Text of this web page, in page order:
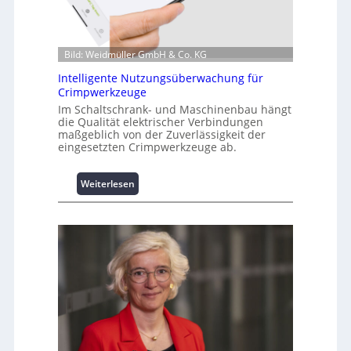
t
i
o
n
u
m
L
a
s
s
p
i
z
e
n
m
a
n
a
g
Bild: Weidmüller GmbH & Co. KG
Intelligente Nutzungsüberwachung für
Crimpwerkzeuge
Im Schaltschrank- und Maschinenbau hängt
die Qualität elektrischer Verbindungen
maßgeblich von der Zuverlässigkeit der
eingesetzten Crimpwerkzeuge ab.
Weiterlesen:
I
t
e
l
l
i
g
e
n